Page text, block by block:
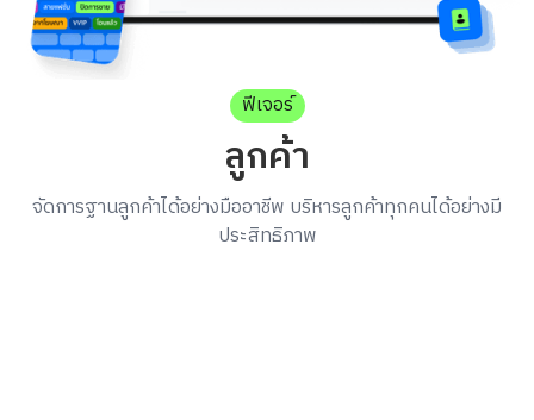
ฟีเจอร์
ลูกค้า
จัดการฐานลูกค้าได้อย่างมืออาชีพ บริหารลูกค้าทุกคนได้อย่างมี
ประสิทธิภาพ